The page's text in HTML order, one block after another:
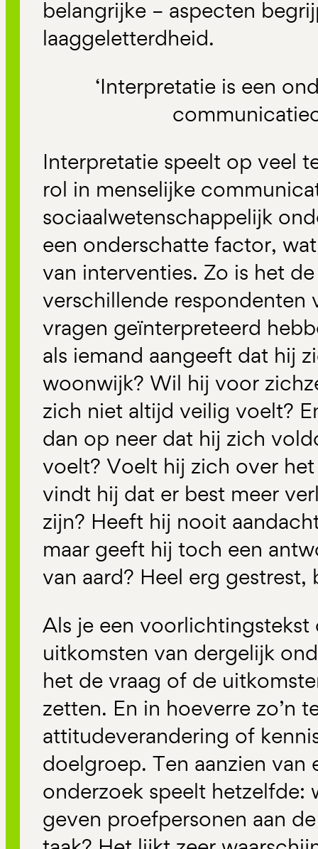
belangrijke – aspecten
laaggeletterdheid.
‘Interpretatie is een
Interpretatie speelt op veel
rol in menselijke
sociaalwetenschappelijk
een onderschatte factor,
van interventies. Zo is het
verschillende respondenten
vragen geïnterpreteerd
als iemand aangeeft dat hij
woonwijk? Wil hij voor
zich niet altijd veilig voelt?
dan op neer dat hij zich
voelt? Voelt hij zich over
vindt hij dat er best meer
zijn? Heeft hij nooit
maar geeft hij toch een
van aard? Heel erg
Als je een voorlichtingstekst
uitkomsten van dergelijk
het de vraag of de
zetten. En in hoeverre zo’n
attitudeverandering of
doelgroep. Ten aanzien van
onderzoek speelt hetzelfde:
geven proefpersonen aan